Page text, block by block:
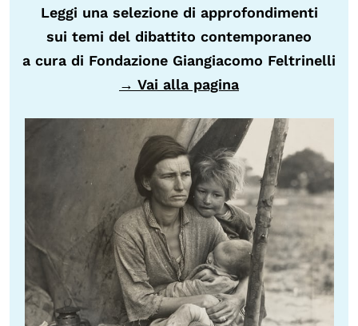
Leggi una selezione di approfondimenti
sui temi del dibattito contemporaneo
a cura di Fondazione Giangiacomo Feltrinelli
→ Vai alla pagina